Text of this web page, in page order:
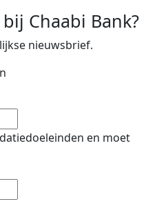
Chaabi Bank?
nieuwsbrief.
en moet